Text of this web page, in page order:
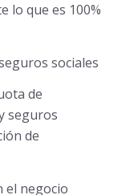
lo que es 100%
sociales
de
seguros
de
el negocio